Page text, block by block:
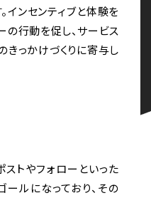
インセンティブと体験を
の行動を促し、サービス
っかけづくりに寄与し
ストやフォローといった
ールになっており、その